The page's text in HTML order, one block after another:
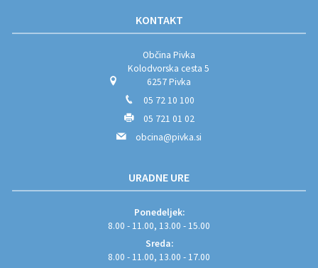
KONTAKT
Občina Pivka
Kolodvorska cesta 5
6257 Pivka
05 72 10 100
05 721 01 02
obcina@pivka.si
URADNE URE
Ponedeljek:
8.00 - 11.00, 13.00 - 15.00
Sreda:
8.00 - 11.00, 13.00 - 17.00